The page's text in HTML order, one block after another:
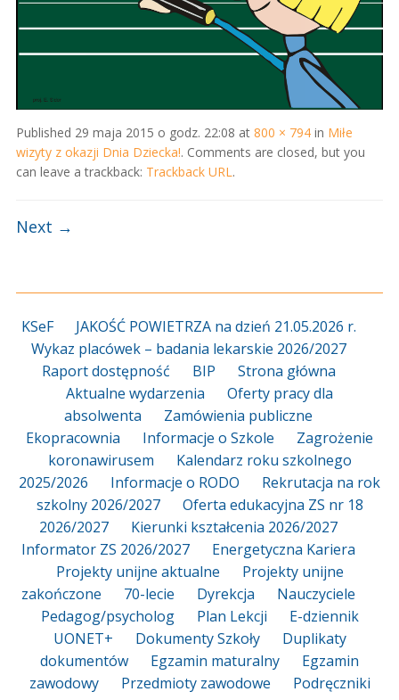
Published 29 maja 2015 o godz. 22:08 at 800 × 794in Miłe
wizyty z okazji Dnia Dziecka!. Comments are closed, but you
can leave a trackback: Trackback URL.
Next →
KSeF
JAKOŚĆ POWIETRZA na dzień 21.05.2026 r.
Wykaz placówek – badania lekarskie 2026/2027
Raport dostępność
BIP
Strona główna
Aktualne wydarzenia
Oferty pracy dla
absolwenta
Zamówienia publiczne
Ekopracownia
Informacje o Szkole
Zagrożenie
koronawirusem
Kalendarz roku szkolnego
2025/2026
Informacje o RODO
Rekrutacja na rok
szkolny 2026/2027
Oferta edukacyjna ZS nr 18
2026/2027
Kierunki kształcenia 2026/2027
Informator ZS 2026/2027
Energetyczna Kariera
Projekty unijne aktualne
Projekty unijne
zakończone
70-lecie Dyrekcja
Nauczyciele
Pedagog/psycholog
Plan Lekcji
E-dziennik
UONET+
Dokumenty Szkoły
Duplikaty
dokumentów
Egzamin maturalny
Egzamin
zawodowy
Przedmioty zawodowe
Podręczniki